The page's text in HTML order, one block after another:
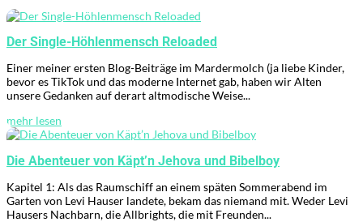
Der Single-Höhlenmensch Reloaded
Einer meiner ersten Blog-Beiträge im Mardermolch (ja liebe Kinder,
bevor es TikTok und das moderne Internet gab, haben wir Alten
unsere Gedanken auf derart altmodische Weise...
mehr lesen
Die Abenteuer von Käpt’n Jehova und Bibelboy
Kapitel 1: Als das Raumschiff an einem späten Sommerabend im
Garten von Levi Hauser landete, bekam das niemand mit. Weder Levi
Hausers Nachbarn, die Allbrights, die mit Freunden...